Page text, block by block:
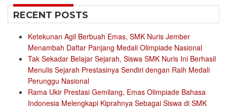
RECENT POSTS
Ketekunan Agil Berbuah Emas, SMK Nuris Jember
Menambah Daftar Panjang Medali Olimpiade Nasional
Tak Sekadar Belajar Sejarah, Siswa SMK Nuris Ini Berhasil
Menulis Sejarah Prestasinya Sendiri dengan Raih Medali
Perunggu Nasional
Rama Ukir Prestasi Gemilang, Emas Olimpiade Bahasa
Indonesia Melengkapi Kiprahnya Sebagai Siswa di SMK